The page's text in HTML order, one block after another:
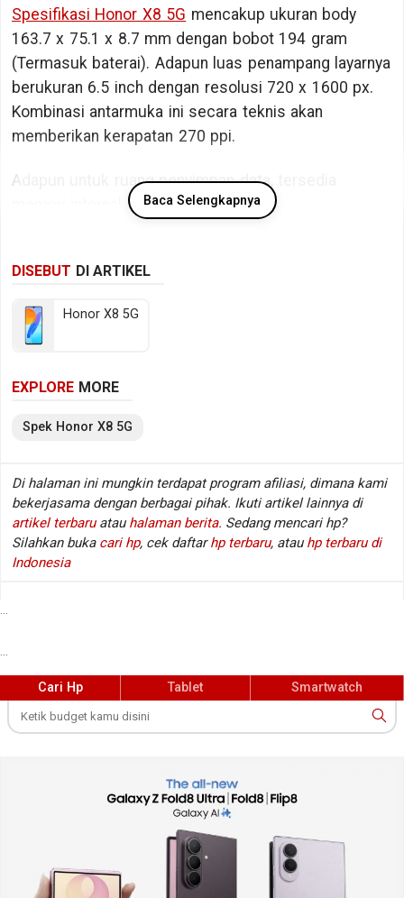
Spesifikasi Honor X8 5G mencakup ukuran body
163.7 x 75.1 x 8.7 mm dengan bobot 194 gram
(Termasuk baterai). Adapun luas penampang layarnya
berukuran 6.5 inch dengan resolusi 720 x 1600 px.
Kombinasi antarmuka ini secara teknis akan
memberikan kerapatan 270 ppi.
Adapun untuk ruang penyimpan data, tersedia
memori internal berkapasitas 128 GB.
Qualcomm Snapdragon 480+ 5G SM4350-AC dengan
MHz). Sedangkan pada sektor fotografi tersedia
kamera belakang Triple lens dan kamera depan
Polimer berkapasitas 5000 mAh. Berikut beberapa
spesifikasi kunci Honor X8 5G.
Spesifikasi Honor X8 5G
Jaringan
GSM / HSDPA / LTE / 5G
Layar:6.5 inch, 720 x 1600 px
Kamera depan:Single lens
Memori RAM:6 GB RAM (LPDDR4X @ 2133 MHz)
Memori internal / storage
Bluetooth:Ya, v5.1, A2DP, LE, EDR
Ya, USB Type-C v2.0, USB host
Wi-Fi 802.11 a/b/g/n/ac/n 5GHz, dual band, Wi-Fi
direct, hotspot
Baterai
Li-Polimer 5000 mAh
Baca Selengkapnya
DISEBUT DI ARTIKEL
Honor X8 5G
EXPLORE MORE
Spek Honor X8 5G
Di halaman ini mungkin terdapat program afiliasi, dimana kami
bekerjasama dengan berbagai pihak. Ikuti artikel lainnya di
artikel terbaru atau halaman berita. Sedang mencari hp?
Silahkan buka cari hp, cek daftar hp terbaru, atau hp terbaru di
Indonesia
...
...
Cari Hp Tablet Smartwatch